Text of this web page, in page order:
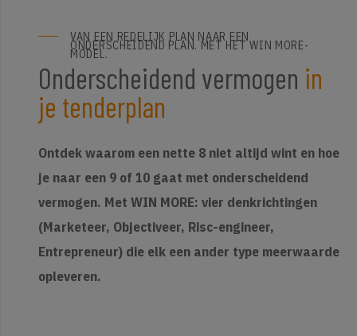
VAN EEN REDELIJK PLAN NAAR EEN
ONDERSCHEIDEND PLAN. MET HET WIN MORE-
MODEL.
Onderscheidend vermogen in
je tenderplan
Ontdek waarom een nette 8 niet altijd wint en hoe
je naar een 9 of 10 gaat met onderscheidend
vermogen. Met WIN MORE: vier denkrichtingen
(Marketeer, Objectiveer, Risc-engineer,
Entrepreneur) die elk een ander type meerwaarde
opleveren.